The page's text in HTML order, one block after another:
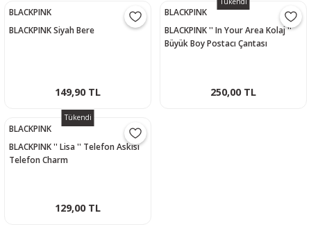
BLACKPINK
BLACKPINK Siyah Bere
149,90 TL
BLACKPINK
BLACKPINK '' In Your Area Kolaj ''
Büyük Boy Postacı Çantası
250,00 TL
Tükendi
BLACKPINK
BLACKPINK '' Lisa '' Telefon Askısı
Telefon Charm
129,00 TL